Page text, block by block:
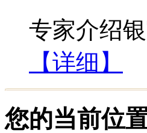
专家介绍
【详细】
您的当前位置